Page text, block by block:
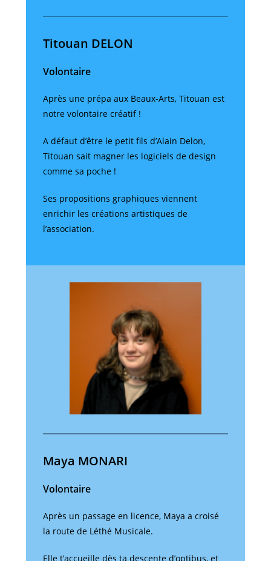
Titouan DELON
Volontaire
Après une prépa aux Beaux-Arts, Titouan est
notre volontaire créatif !
A défaut d’être le petit fils d’Alain Delon,
Titouan sait magner les logiciels de design
comme sa poche !
Ses propositions graphiques viennent
enrichir les créations artistiques de
l’association.
Maya MONARI
Volontaire
Après un passage en licence, Maya a croisé
la route de Léthé Musicale.
Elle t’accueille dès ta descente d’optibus, et